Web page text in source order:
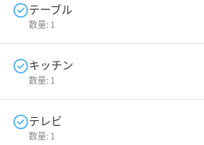
テーブル
数量: 1
キッチン
数量: 1
テレビ
数量: 1